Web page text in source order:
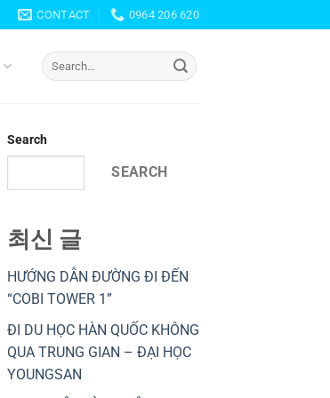
CONTACT 0964 206 620
Search
SEARCH
최신 글
HƯỚNG DẪN ĐƯỜNG ĐI ĐẾN
“COBI TOWER 1”
ĐI DU HỌC HÀN QUỐC KHÔNG
QUA TRUNG GIAN – ĐẠI HỌC
YOUNGSAN